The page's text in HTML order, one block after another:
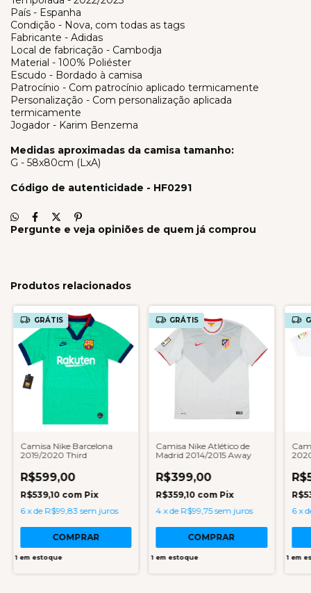
País - Espanha
Condição - Nova, com todas as tags
Fabricante - Adidas
Local de fabricação - Cambodja
Material - 100% Poliéster
Escudo - Bordado à camisa
Patrocínio - Com patrocínio aplicado termicamente
Personalização - Com personalização aplicada
termicamente
Jogador - Karim Benzema
Medidas aproximadas da camisa tamanho:
G - 58x80cm (LxA)
Código de autenticidade - HF0291
Pergunte e veja opiniões de quem já comprou
Produtos relacionados
GRÁTIS
Camisa Nike Barcelona
2019/2020 Third
R$599,00
R$539,10 com Pix
6 xde R$99,83 sem juros
COMPRAR
1 em estoque
GRÁTIS
Camisa Nike Atlético de
Madrid 2014/2015 Away
R$399,00
R$359,10 com Pix
4 xde R$99,75 sem juros
COMPRAR
1 em estoque
6 x
1 em